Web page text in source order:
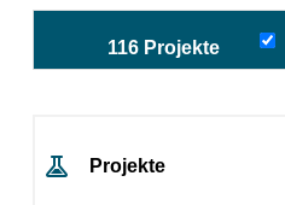
116 Projekte
Projekte